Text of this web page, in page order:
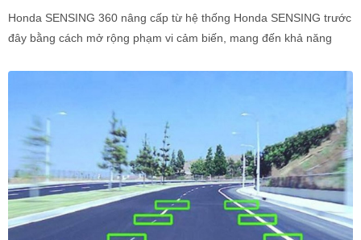
Honda SENSING 360 nâng cấp từ hệ thống Honda SENSING trước
đây bằng cách mở rộng phạm vi cảm biến, mang đến khả năng
va chạm với phương tiện và người đi bộ, đồng thời giảm thiểu rủi ro
trên mọi cung đường.